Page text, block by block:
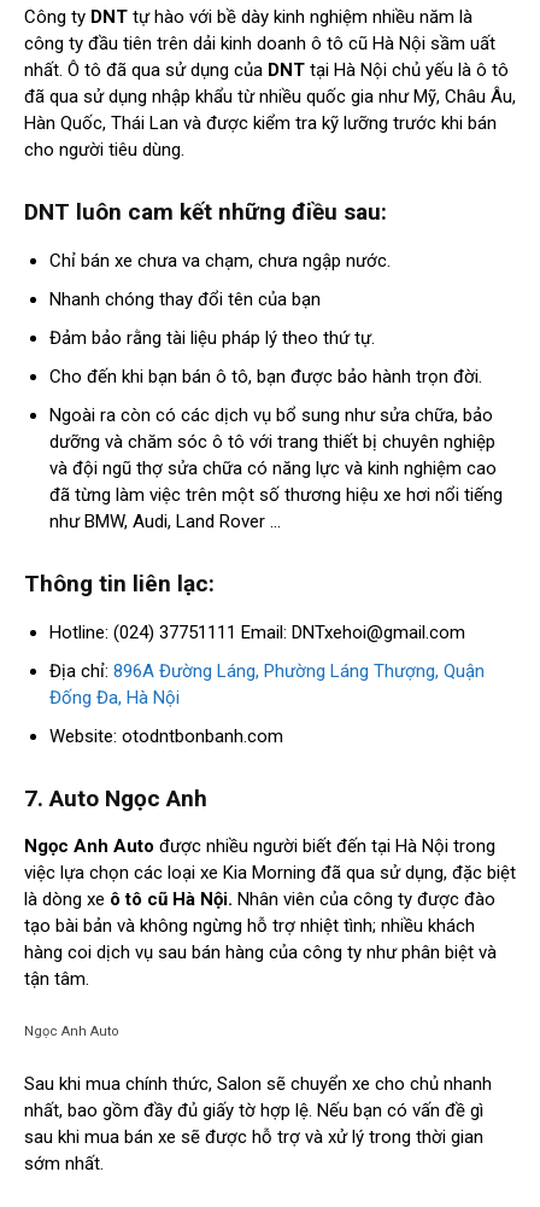
Công ty DNT tự hào với bề dày kinh nghiệm nhiều năm là
công ty đầu tiên trên dải kinh doanh ô tô cũ Hà Nội sầm uất
nhất. Ô tô đã qua sử dụng của DNT tại Hà Nội chủ yếu là ô tô
đã qua sử dụng nhập khẩu từ nhiều quốc gia như Mỹ, Châu Âu,
Hàn Quốc, Thái Lan và được kiểm tra kỹ lưỡng trước khi bán
cho người tiêu dùng.
DNT luôn cam kết những điều sau:
Chỉ bán xe chưa va chạm, chưa ngập nước.
Nhanh chóng thay đổi tên của bạn
Đảm bảo rằng tài liệu pháp lý theo thứ tự.
Cho đến khi bạn bán ô tô, bạn được bảo hành trọn đời.
Ngoài ra còn có các dịch vụ bổ sung như sửa chữa, bảo
dưỡng và chăm sóc ô tô với trang thiết bị chuyên nghiệp
và đội ngũ thợ sửa chữa có năng lực và kinh nghiệm cao
đã từng làm việc trên một số thương hiệu xe hơi nổi tiếng
như BMW, Audi, Land Rover …
Thông tin liên lạc:
Hotline: (024) 37751111 Email: DNTxehoi@gmail.com
Địa chỉ: 896A Đường Láng, Phường Láng Thượng, Quận
Đống Đa, Hà Nội
Website: otodntbonbanh.com
7. Auto Ngọc Anh
Ngọc Anh Auto được nhiều người biết đến tại Hà Nội trong
việc lựa chọn các loại xe Kia Morning đã qua sử dụng, đặc biệt
là dòng xe ô tô cũ Hà Nội. Nhân viên của công ty được đào
tạo bài bản và không ngừng hỗ trợ nhiệt tình; nhiều khách
hàng coi dịch vụ sau bán hàng của công ty như phân biệt và
tận tâm.
Ngọc Anh Auto
Sau khi mua chính thức, Salon sẽ chuyển xe cho chủ nhanh
nhất, bao gồm đầy đủ giấy tờ hợp lệ. Nếu bạn có vấn đề gì
sau khi mua bán xe sẽ được hỗ trợ và xử lý trong thời gian
sớm nhất.